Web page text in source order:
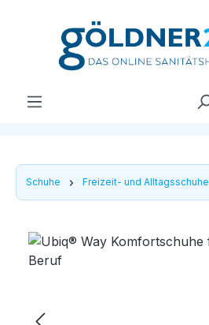
Zum Hauptinhalt springen
Schuhe Freizeit- und Alltagsschuhe
Bildergalerie überspringen